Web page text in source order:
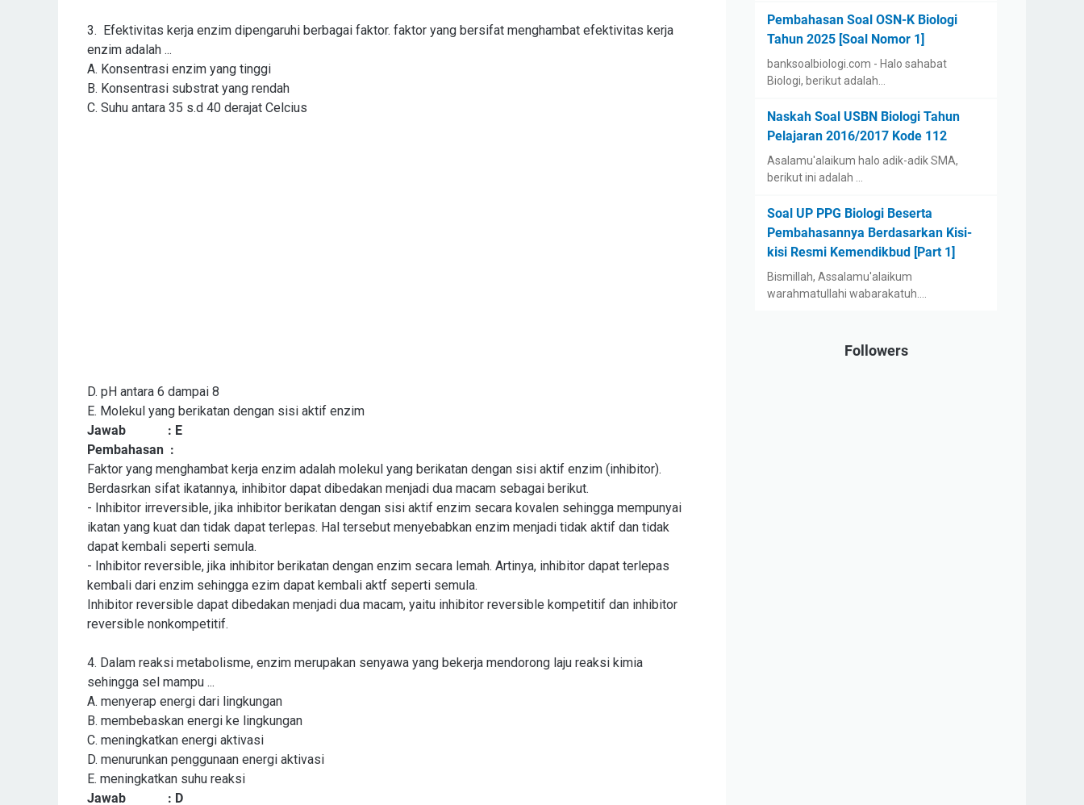
3. Efektivitas kerja enzim dipengaruhi berbagai faktor. faktor yang bersifat menghambat efektivitas kerja
enzim adalah ...
A. Konsentrasi enzim yang tinggi
B. Konsentrasi substrat yang rendah
C. Suhu antara 35 s.d 40 derajat Celcius
D. pH antara 6 dampai 8
E. Molekul yang berikatan dengan sisi aktif enzim
Jawab
: E
Pembahasan :
Faktor yang menghambat kerja enzim adalah molekul yang berikatan dengan sisi aktif enzim (inhibitor).
Berdasrkan sifat ikatannya, inhibitor dapat dibedakan menjadi dua macam sebagai berikut.
- Inhibitor irreversible, jika inhibitor berikatan dengan sisi aktif enzim secara kovalen sehingga mempunyai
ikatan yang kuat dan tidak dapat terlepas. Hal tersebut menyebabkan enzim menjadi tidak aktif dan tidak
dapat kembali seperti semula.
- Inhibitor reversible, jika inhibitor berikatan dengan enzim secara lemah. Artinya, inhibitor dapat terlepas
kembali dari enzim sehingga ezim dapat kembali aktf seperti semula.
Inhibitor reversible dapat dibedakan menjadi dua macam, yaitu inhibitor reversible kompetitif dan inhibitor
reversible nonkompetitif.
4. Dalam reaksi metabolisme, enzim merupakan senyawa yang bekerja mendorong laju reaksi kimia
sehingga sel mampu ...
A. menyerap energi dari lingkungan
B. membebaskan energi ke lingkungan
C. meningkatkan energi aktivasi
D. menurunkan penggunaan energi aktivasi
E. meningkatkan suhu reaksi
Jawab
: D
Pembahasan Soal OSN-K Biologi
Tahun 2025 [Soal Nomor 1]
banksoalbiologi.com - Halo sahabat
Biologi, berikut adalah…
Naskah Soal USBN Biologi Tahun
Pelajaran 2016/2017 Kode 112
Asalamu'alaikum halo adik-adik SMA,
berikut ini adalah …
Soal UP PPG Biologi Beserta
Pembahasannya Berdasarkan Kisi-
kisi Resmi Kemendikbud [Part 1]
Bismillah, Assalamu'alaikum
warahmatullahi wabarakatuh.…
Followers